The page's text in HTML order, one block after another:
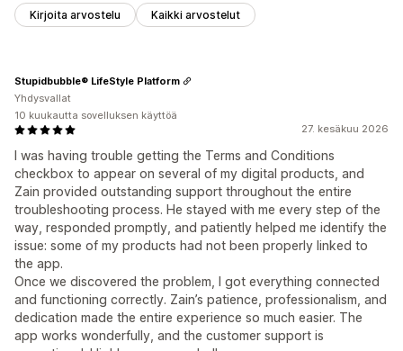
Kirjoita arvostelu Kaikki arvostelut
27. kesäkuu 2026
I was having trouble getting the Terms and Conditions
checkbox to appear on several of my digital products, and
Zain provided outstanding support throughout the entire
troubleshooting process. He stayed with me every step of the
way, responded promptly, and patiently helped me identify the
issue: some of my products had not been properly linked to
the app.
Once we discovered the problem, I got everything connected
and functioning correctly. Zain’s patience, professionalism, and
dedication made the entire experience so much easier. The
app works wonderfully, and the customer support is
Stupidbubble® LifeStyle Platform
Yhdysvallat
10 kuukautta sovelluksen käyttöä